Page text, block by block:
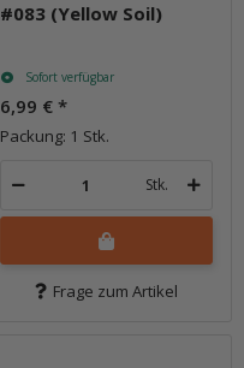
#083 (Yellow Soil)
Sofort verfügbar
6,99 € *
Packung: 1 Stk.
Stk.
Frage zum Artikel